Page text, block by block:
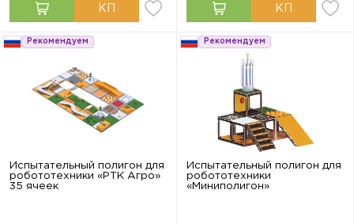
Рекомендуем
Испытательный полигон для
робототехники «РТК Агро»
35 ячеек
Рекомендуем
Испытательный полигон для
робототехники
«Миниполигон»